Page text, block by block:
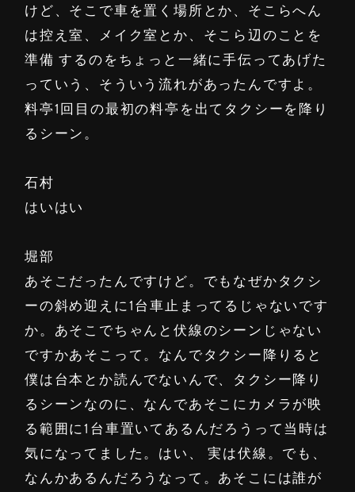
けど、そこで車を置く場所とか、そこらへん
は控え室、メイク室とか、そこら辺のことを
準備 するのをちょっと一緒に手伝ってあげた
っていう、そういう流れがあったんですよ。
料亭1回目の最初の料亭を出てタクシーを降り
るシーン。
石村
はいはい
堀部
あそこだったんですけど。でもなぜかタクシ
ーの斜め迎えに1台車止まってるじゃないです
か。あそこでちゃんと伏線のシーンじゃない
ですかあそこって。なんでタクシー降りると
僕は台本とか読んでないんで、タクシー降り
るシーンなのに、なんであそこにカメラが映
る範囲に1台車置いてあるんだろうって当時は
気になってました。はい、 実は伏線。でも、
なんかあるんだろうなって。あそこには誰が